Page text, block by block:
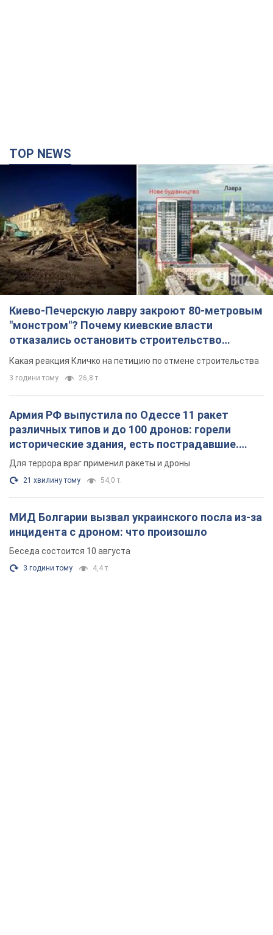
TOP NEWS
Киево-Печерскую лавру закроют 80-метровым
"монстром"? Почему киевские власти
отказались остановить строительство
небоскреба "московского верующего"
Какая реакция Кличко на петицию по отмене строительства
3 години тому 26,8 т.
Армия РФ выпустила по Одессе 11 ракет
различных типов и до 100 дронов: горели
исторические здания, есть пострадавшие.
Фото и видео
Для террора враг применил ракеты и дроны
21 хвилину тому 54,0 т.
МИД Болгарии вызвал украинского посла из-за
инцидента с дроном: что произошло
Беседа состоится 10 августа
3 години тому 4,4 т.